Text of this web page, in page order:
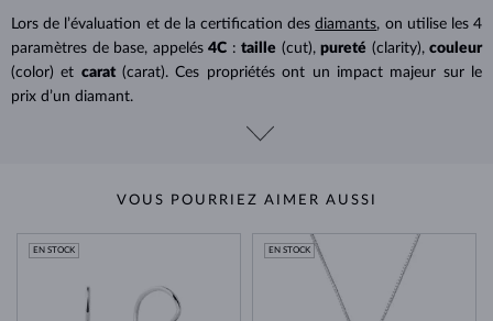
Lors de l’évaluation et de la certification desdiamants, on utilise les 4
paramètres de base, appelés 4C : taille (cut), pureté (clarity), couleur
(color) et carat (carat). Ces propriétés ont un impact majeur sur le
prix d’un diamant.
VOUS POURRIEZ AIMER AUSSI
EN STOCK EN STOCK